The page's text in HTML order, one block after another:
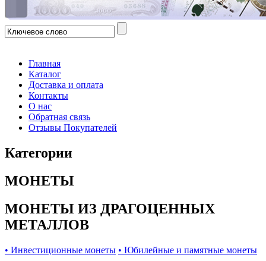
Главная
Каталог
Доставка и оплата
Контакты
О нас
Обратная связь
Отзывы Покупателей
Категории
МОНЕТЫ
МОНЕТЫ ИЗ ДРАГОЦЕННЫХ
МЕТАЛЛОВ
• Инвестиционные монеты • Юбилейные и памятные монеты